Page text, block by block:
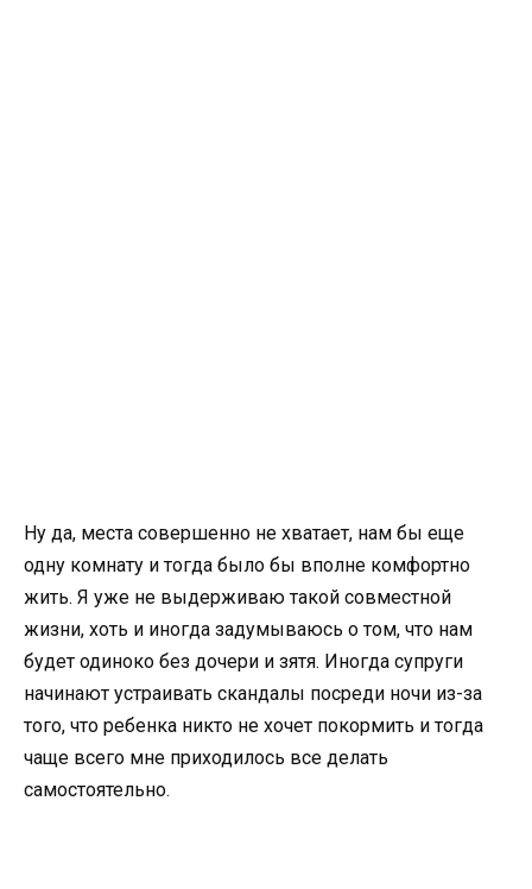
Ну да, места совершенно не хватает, нам бы еще
одну комнату и тогда было бы вполне комфортно
жить. Я уже не выдерживаю такой совместной
жизни, хоть и иногда задумываюсь о том, что нам
будет одиноко без дочери и зятя. Иногда супруги
начинают устраивать скандалы посреди ночи из-за
того, что ребенка никто не хочет покормить и тогда
чаще всего мне приходилось все делать
самостоятельно.